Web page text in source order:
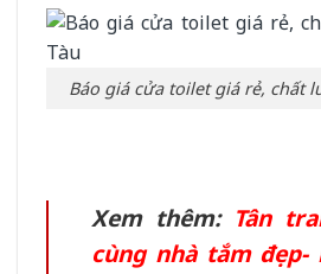
Báo giá cửa toilet giá rẻ, chất
Xem thêm: Tân
cùng nhà tắm